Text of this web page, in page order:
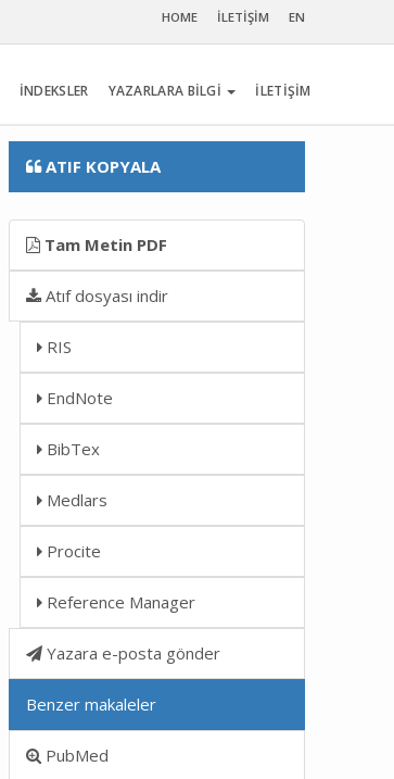
HOME İLETİŞİM EN
İNDEKSLER YAZARLARA BİLGİ İLETİŞİM
ATIF KOPYALA
Tam Metin PDF
Atıf dosyası indir
RIS
EndNote
BibTex
Medlars
Procite
Reference Manager
Yazara e-posta gönder
Benzer makaleler
PubMed